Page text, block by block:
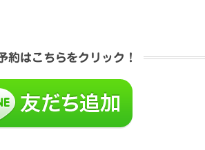
約はこちらをクリック！